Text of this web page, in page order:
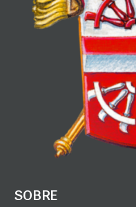
SOBRE